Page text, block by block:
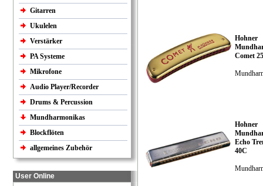
Gitarren
Ukulelen
Verstärker
PA Systeme
Mikrofone
Audio Player/Recorder
Drums & Percussion
Mundharmonikas
Blockflöten
allgemeines Zubehör
User Online
Hohner
Comet
Hohner
Echo
40C